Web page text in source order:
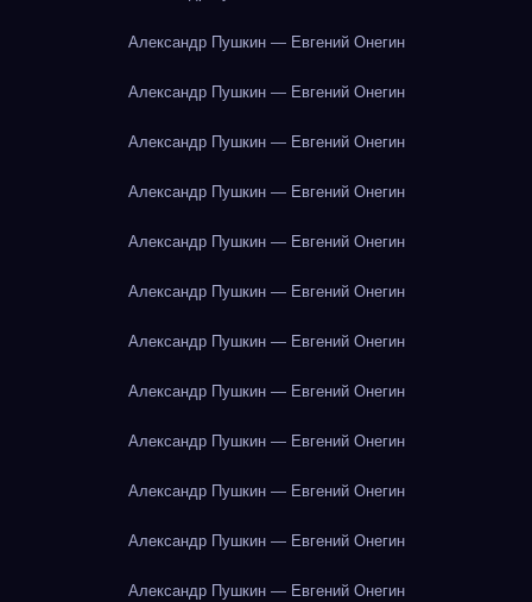
Александр Пушкин — Евгений Онегин
Александр Пушкин — Евгений Онегин
Александр Пушкин — Евгений Онегин
Александр Пушкин — Евгений Онегин
Александр Пушкин — Евгений Онегин
Александр Пушкин — Евгений Онегин
Александр Пушкин — Евгений Онегин
Александр Пушкин — Евгений Онегин
Александр Пушкин — Евгений Онегин
Александр Пушкин — Евгений Онегин
Александр Пушкин — Евгений Онегин
Александр Пушкин — Евгений Онегин